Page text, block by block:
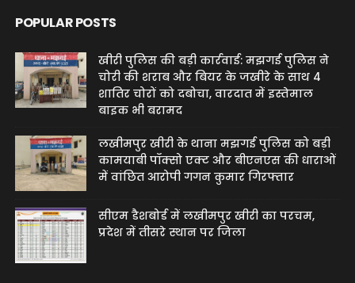
POPULAR POSTS
खीरी पुलिस की बड़ी कार्रवाई: मझगई पुलिस ने
चोरी की शराब और बियर के जखीरे के साथ 4
शातिर चोरों को दबोचा, वारदात में इस्तेमाल
बाइक भी बरामद
लखीमपुर खीरी के थाना मझगई पुलिस को बड़ी
कामयाबी पॉक्सो एक्ट और बीएनएस की धाराओं
में वांछित आरोपी गगन कुमार गिरफ्तार
सीएम डैशबोर्ड में लखीमपुर खीरी का परचम,
प्रदेश में तीसरे स्थान पर जिला